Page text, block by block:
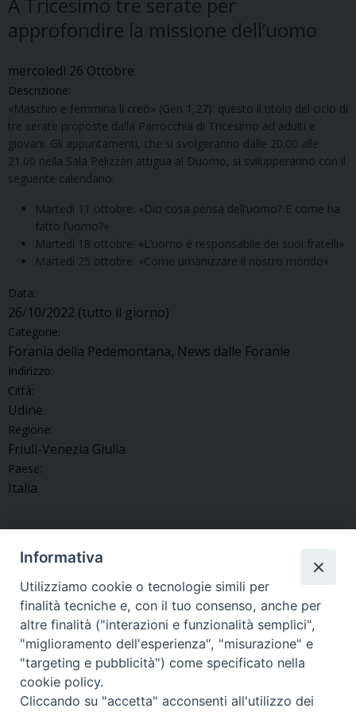
approfondire la missione dell’uomo
mercoledì 26 Ottobre
Descrizione:
«Maschio e femmina li creò» (Gen 1,27): questo il titolo del ciclo di
tre serate proposte dalla Parrocchia di Tricesimo ad adulti e
giovani. Gli appuntamenti, che si svolgeranno dalle 20.00 alle
21.00 nella Sala Pelizzari attigua al Duomo, si svilupperanno con il
seguente calendario:
Martedì 11 ottobre: «Dio cosa pensa dell’uomo? E come ha
fatto l’uomo?»
Martedì 18 ottobre: «L’uomo è responsabile dei suoi fratelli»
Martedì 25 ottobre: «Come umanizzare il nostro mondo»
Data:
26/10/2022 (tutto il giorno)
Categorie:
Forania della Pedemontana, News dalle Foranie
Indirizzo:
Città:
Udine
Regione:
Friuli-Venezia Giulia
Paese:
Italia
La Parrocchia di Magnano
in Riviera promuove
«Famiglie in festa»
Torsa celebra il Perdon con i
“lustri” matrimoniali
Informativa
Utilizziamo cookie o tecnologie simili per
finalità tecniche e, con il tuo consenso, anche per
altre finalità ("interazioni e funzionalità semplici",
"miglioramento dell'esperienza", "misurazione" e
"targeting e pubblicità") come specificato nella
cookie policy.
Cliccando su "accetta" acconsenti all'utilizzo dei